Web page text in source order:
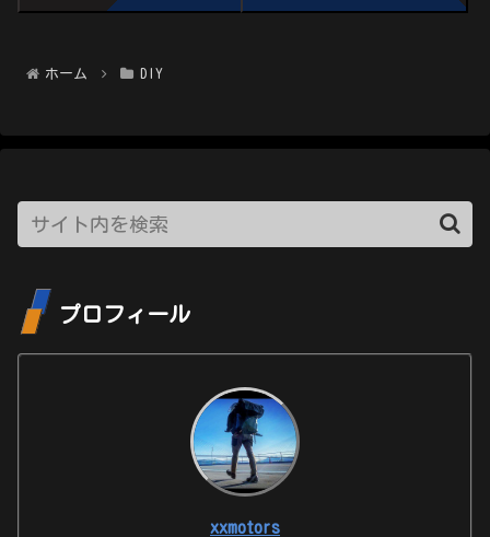
ホーム DIY
プロフィール
xxmotors